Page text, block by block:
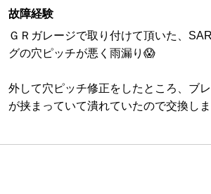
故障経験
ＧＲガレージで取り付けて頂いた、
グの穴ピッチが悪く雨漏り😱
外して穴ピッチ修正をしたところ、ブ
が挟まっていて潰れていたので交換し